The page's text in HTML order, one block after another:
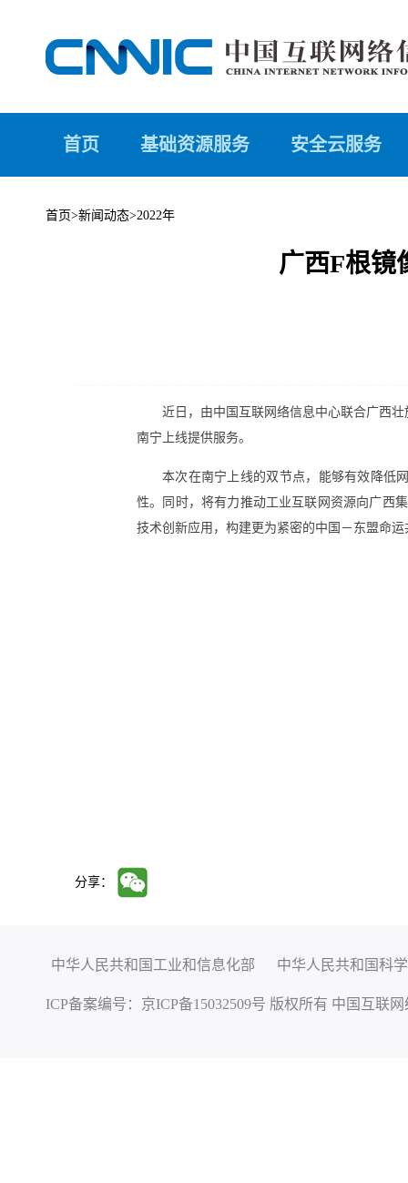
首页 基础资源服务 安全云服务
首页>新闻动态>2022年
广西F根镜
近日，由中国互联网络信息中心联合广西
南宁上线提供服务。
本次在南宁上线的双节点，能够有效降低
性。同时，将有力推动工业互联网资源向广西
技术创新应用，构建更为紧密的中国－东盟命
分享：
中华人民共和国工业和信息化部 中华人民共和国科
ICP备案编号： 京ICP备15032509号 版权所有 中国互联